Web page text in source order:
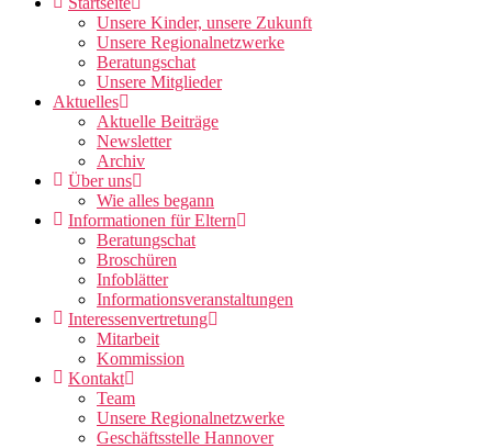
Unsere Kinder, unsere Zukunft
Unsere Regionalnetzwerke
Beratungschat
Unsere Mitglieder
Aktuelles
Aktuelle Beiträge
Newsletter
Archiv
Über uns
Wie alles begann
Informationen für Eltern
Beratungschat
Broschüren
Infoblätter
Informationsveranstaltungen
Interessenvertretung
Mitarbeit
Kommission
Kontakt
Team
Unsere Regionalnetzwerke
Geschäftsstelle Hannover